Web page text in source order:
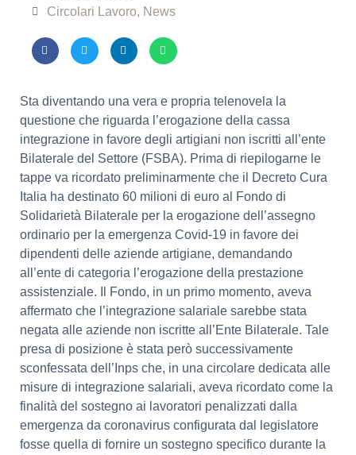
Circolari Lavoro, News
Sta diventando una vera e propria telenovela la
questione che riguarda l’erogazione della cassa
integrazione in favore degli artigiani non iscritti all’ente
Bilaterale del Settore (FSBA). Prima di riepilogarne le
tappe va ricordato preliminarmente che il Decreto Cura
Italia ha destinato 60 milioni di euro al Fondo di
Solidarietà Bilaterale per la erogazione dell’assegno
ordinario per la emergenza Covid-19 in favore dei
dipendenti delle aziende artigiane, demandando
all’ente di categoria l’erogazione della prestazione
assistenziale. Il Fondo, in un primo momento, aveva
affermato che l’integrazione salariale sarebbe stata
negata alle aziende non iscritte all’Ente Bilaterale. Tale
presa di posizione è stata però successivamente
sconfessata dell’Inps che, in una circolare dedicata alle
misure di integrazione salariali, aveva ricordato come la
finalità del sostegno ai lavoratori penalizzati dalla
emergenza da coronavirus configurata dal legislatore
fosse quella di fornire un sostegno specifico durante la